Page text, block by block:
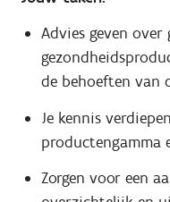
Advies geven over
de behoeften van
Je kennis
productengamma
Zorgen voor een